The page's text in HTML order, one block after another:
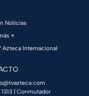
Noticias
+
Azteca Internacional
| Conmutador